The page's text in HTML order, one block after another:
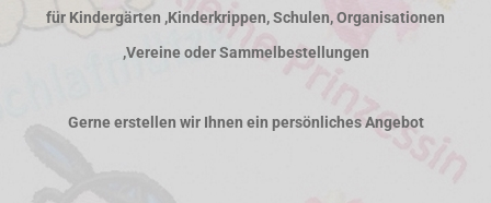
für Kindergärten ,Kinderkrippen, Schulen, Organisationen
,Vereine oder Sammelbestellungen
Gerne erstellen wir Ihnen ein persönliches Angebot